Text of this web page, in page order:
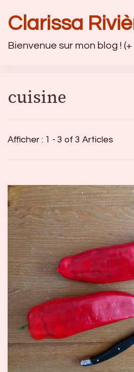
Clarissa
Bienvenue sur mon blog ! (+
cuisine
Afficher : 1 - 3 of 3 Articles